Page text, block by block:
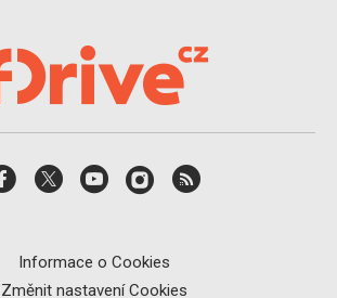
Informace o Cookies
Změnit nastavení Cookies